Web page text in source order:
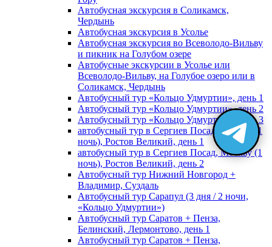
Автобусная экскурсия в Соликамск,
Чердынь
Автобусная экскурсия в Усолье
Автобусная экскурсия во Всеволодо-Вильву
и пикник на Голубом озере
Автобусные экскурсии в Усолье или
Всеволодо-Вильву, на Голубое озеро или в
Соликамск, Чердынь
Автобусный тур «Кольцо Удмуртии», день 1
Автобусный тур «Кольцо Удмуртии», день 2
Автобусный тур «Кольцо Удмуртии», день 3
автобусный тур в Сергиев Посад, Москву (1
ночь), Ростов Великий, день 1
автобусный тур в Сергиев Посад, Москву (1
ночь), Ростов Великий, день 2
Автобусный тур Нижний Новгород +
Владимир, Суздаль
Автобусный тур Сарапул (3 дня / 2 ночи,
«Кольцо Удмуртии»)
Автобусный тур Саратов + Пенза,
Белинский, Лермонтово, день 1
Автобусный тур Саратов + Пенза,